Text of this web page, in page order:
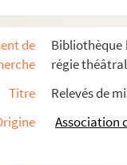
de
Bibliothèque
régie
Titre
Relevés de
Association
secret de William
: comédie en 3
de Caillavet. Les